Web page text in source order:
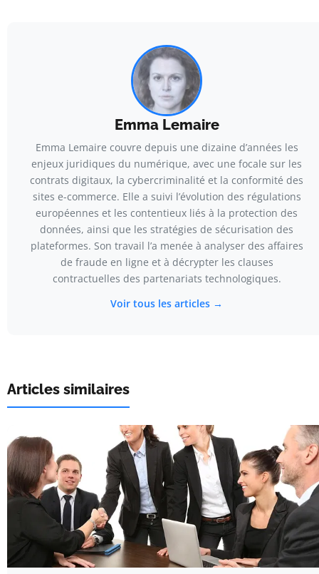
Emma Lemaire
Emma Lemaire couvre depuis une dizaine d’années les
enjeux juridiques du numérique, avec une focale sur les
contrats digitaux, la cybercriminalité et la conformité des
sites e-commerce. Elle a suivi l’évolution des régulations
européennes et les contentieux liés à la protection des
données, ainsi que les stratégies de sécurisation des
plateformes. Son travail l’a menée à analyser des affaires
de fraude en ligne et à décrypter les clauses
contractuelles des partenariats technologiques.
Voir tous les articles →
Articles similaires